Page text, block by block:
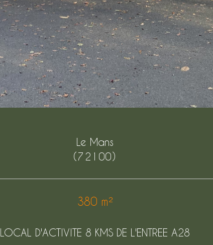
Le Mans
(72100)
380 m²
LOCAL D'ACTIVITE 8 KMS DE L'ENTREE A28